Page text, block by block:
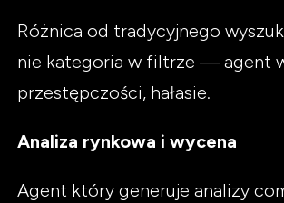
Różnica od tradycyjnego
nie kategoria w filtrze — agent
przestępczości, hałasie.
Analiza rynkowa i wycena
Agent który generuje analizy